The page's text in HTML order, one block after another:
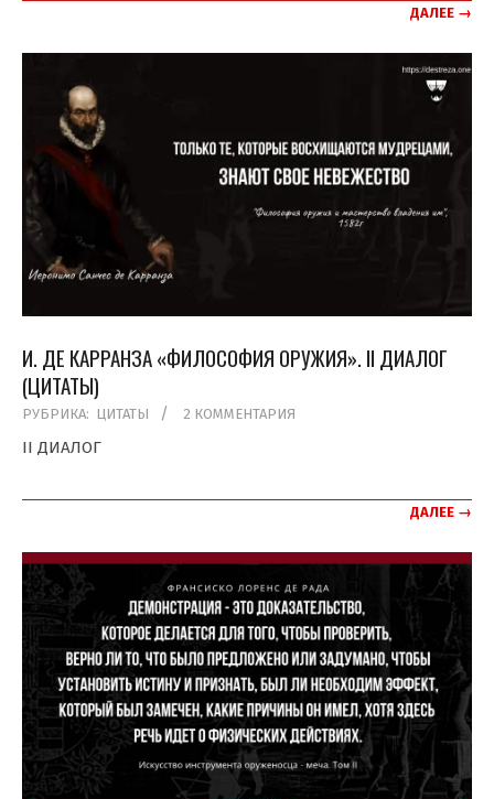
ДАЛЕЕ →
И. ДЕ КАРРАНЗА «ФИЛОСОФИЯ ОРУЖИЯ». II ДИАЛОГ
(ЦИТАТЫ)
2019-
11-
РУБРИКА: ЦИТАТЫ 2 КОММЕНТАРИЯ
II ДИАЛОГ
ДАЛЕЕ →